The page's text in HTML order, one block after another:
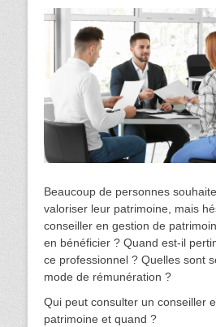
on
Beaucoup de personnes
valoriser leur patrimoine, mais
conseiller en gestion de
en bénéficier ? Quand est-il
ce professionnel ? Quelles sont
mode de rémunération ?
Qui peut consulter un conseiller
patrimoine et quand ?